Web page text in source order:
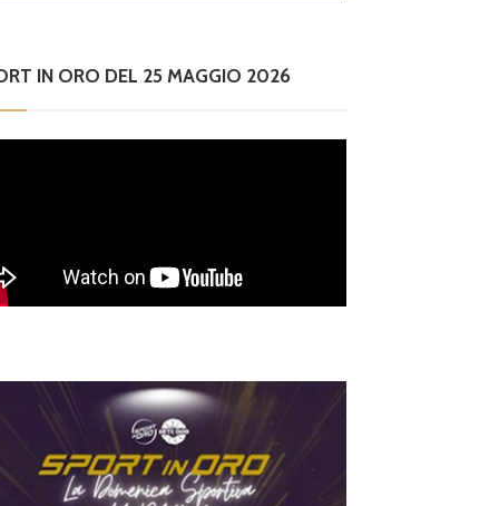
IN ORO DEL 25 MAGGIO 2026